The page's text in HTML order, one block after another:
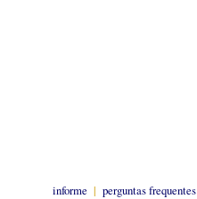
informe | perguntas frequentes